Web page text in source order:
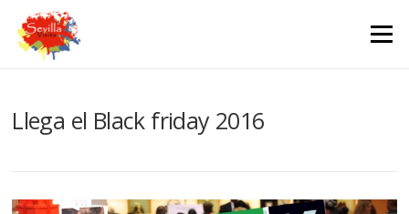
contenido
Menú
Llega el Black friday 2016